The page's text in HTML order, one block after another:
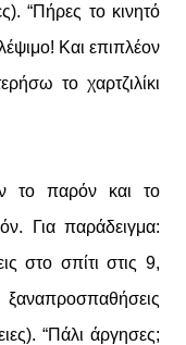
“Πήρες το κινητό
Και επιπλέον
το χαρτζιλίκι
το παρόν και το
Για παράδειγμα:
στο σπίτι στις 9,
“Πάλι άργησες;